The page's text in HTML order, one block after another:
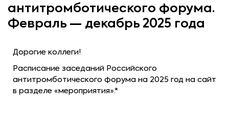
антитромботического форума.
Февраль — декабрь 2025 года
Дорогие коллеги!
Расписание заседаний Российского
антитромботического форума на 2025 год на сайт
в разделе «мероприятия».*